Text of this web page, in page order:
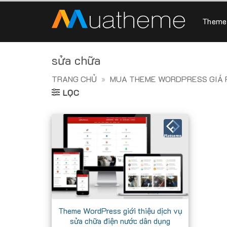
sửa chữa
TRANG CHỦ » MUA THEME WORDPRESS GIÁ
LỌC
Theme WordPress giới thiệu dịch vụ
sửa chữa điện nước dân dụng